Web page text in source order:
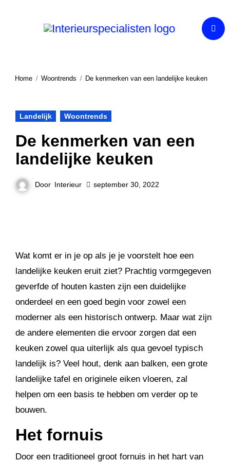
Home Woontrends De kenmerken van een landelijke keuken
Landelijk Woontrends
De kenmerken van een
landelijke keuken
Door Interieur september 30, 2022
Wat komt er in je op als je je voorstelt hoe een
landelijke keuken eruit ziet? Prachtig vormgegeven
geverfde of houten kasten zijn een duidelijke
onderdeel en een goed begin voor zowel een
moderner als een historisch ontwerp. Maar wat zijn
de andere elementen die ervoor zorgen dat een
keuken zowel qua uiterlijk als qua gevoel typisch
landelijk is? Veel hout, denk aan balken, een grote
landelijke tafel en originele eiken vloeren, zal
helpen om een ​​basis te hebben om verder op te
bouwen.
Het fornuis
Door een traditioneel groot fornuis in het hart van